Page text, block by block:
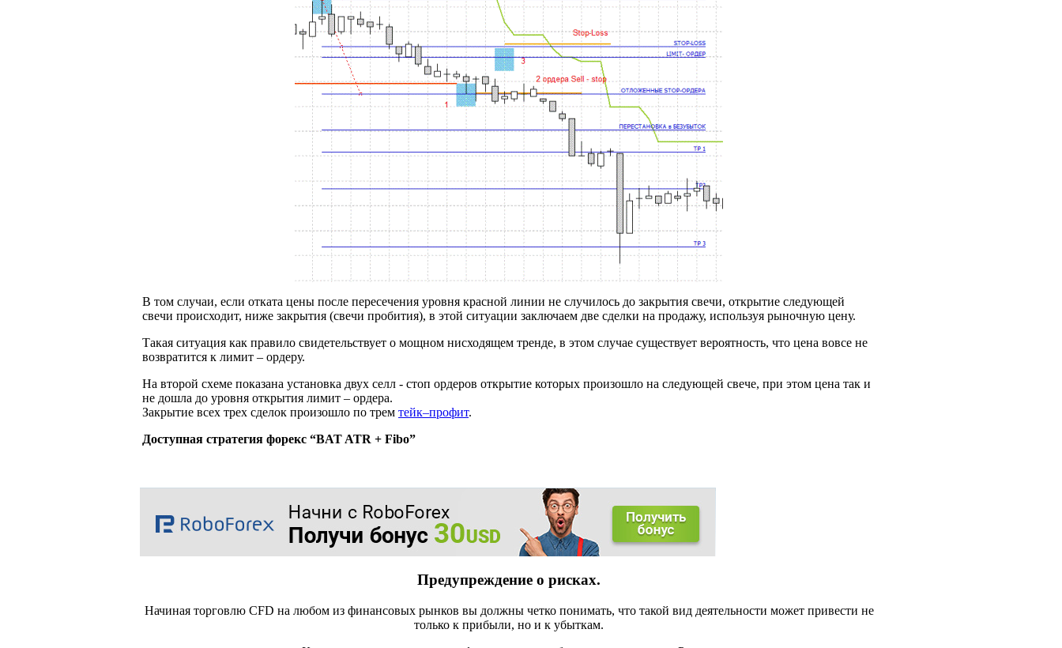
В том случаи, если отката цены после пересечения уровня красной линии не случилось до закрытия свечи, открытие следующей
свечи происходит, ниже закрытия (свечи пробития), в этой ситуации заключаем две сделки на продажу, используя рыночную цену.
Такая ситуация как правило свидетельствует о мощном нисходящем тренде, в этом случае существует вероятность, что цена вовсе не
возвратится к лимит – ордеру.
На второй схеме показана установка двух селл - стоп ордеров открытие которых произошло на следующей свече, при этом цена так и
не дошла до уровня открытия лимит – ордера.
Закрытие всех трех сделок произошло по трем тейк–профит.
Доступная стратегия форекс “BAT ATR + Fibo”
Предупреждение о рисках.
Начиная торговлю CFD на любом из финансовых рынков вы должны четко понимать, что такой вид деятельности может привести не
только к прибыли, но и к убыткам.